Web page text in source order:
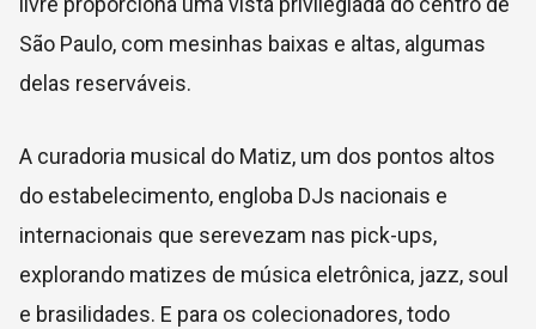
São Paulo, com mesinhas baixas e altas, algumas
delas reserváveis.
A curadoria musical do Matiz, um dos pontos altos
do estabelecimento, engloba DJs nacionais e
internacionais que serevezam nas pick-ups,
explorando matizes de música eletrônica, jazz, soul
e brasilidades. E para os colecionadores, todo